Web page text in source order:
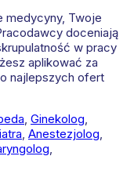
medycyny, Twoje
doceniają
w pracy
aplikować za
najlepszych ofert
, Ginekolog,
, Anestezjolog,
,